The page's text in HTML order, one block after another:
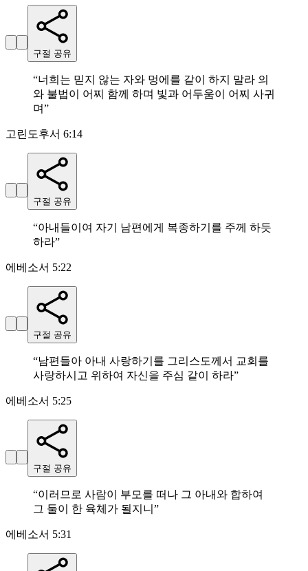
구절 공유
“너희는 믿지 않는 자와 멍에를 같이 하지 말라 의
와 불법이 어찌 함께 하며 빛과 어두움이 어찌 사귀
며”
고린도후서 6:14
구절 공유
“아내들이여 자기 남편에게 복종하기를 주께 하듯
하라”
에베소서 5:22
구절 공유
“남편들아 아내 사랑하기를 그리스도께서 교회를
사랑하시고 위하여 자신을 주심 같이 하라”
에베소서 5:25
구절 공유
“이러므로 사람이 부모를 떠나 그 아내와 합하여
그 둘이 한 육체가 될지니 ”
에베소서 5:31